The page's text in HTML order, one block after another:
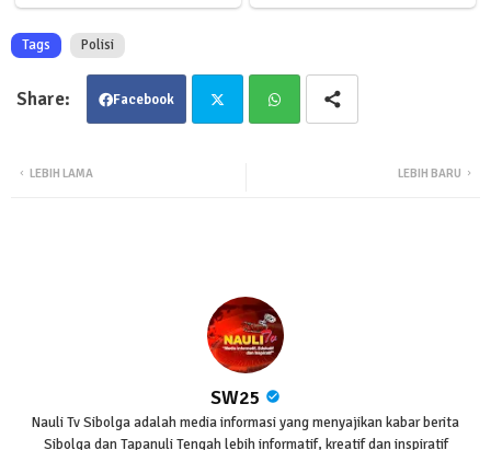
Tags Polisi
Facebook
LEBIH BARU
LEBIH LAMA
SW25
Nauli Tv Sibolga adalah media informasi yang menyajikan kabar berita
Sibolga dan Tapanuli Tengah lebih informatif, kreatif dan inspiratif